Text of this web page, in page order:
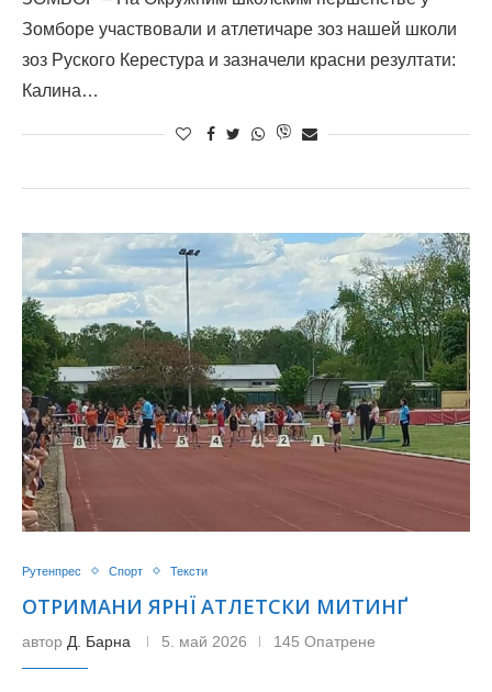
Зомборе участвовали и атлетичаре зоз нашей школи
зоз Руского Керестура и зазначели красни резултати:
Калина…
Рутенпрес Спорт Тексти
ОТРИМАНИ ЯРНЇ АТЛЕТСКИ МИТИНҐ
автор Д. Барна 5. май 2026 145 Опатрене